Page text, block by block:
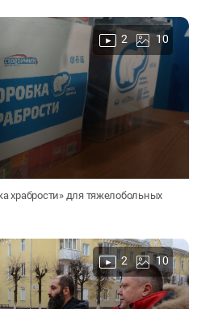
2 10
храбрости» для тяжелобольных
2 10